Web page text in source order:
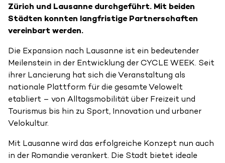
Zürich und Lausanne durchgeführt. Mit beiden
Städten konnten langfristige Partnerschaften
vereinbart werden.
Die Expansion nach Lausanne ist ein bedeutender
Meilenstein in der Entwicklung der CYCLE WEEK. Seit
ihrer Lancierung hat sich die Veranstaltung als
nationale Plattform für die gesamte Velowelt
etabliert – von Alltagsmobilität über Freizeit und
Tourismus bis hin zu Sport, Innovation und urbaner
Velokultur.
Mit Lausanne wird das erfolgreiche Konzept nun auch
in der Romandie verankert. Die Stadt bietet ideale